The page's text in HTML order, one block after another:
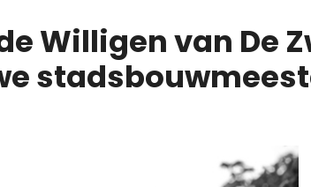
Willigen van De